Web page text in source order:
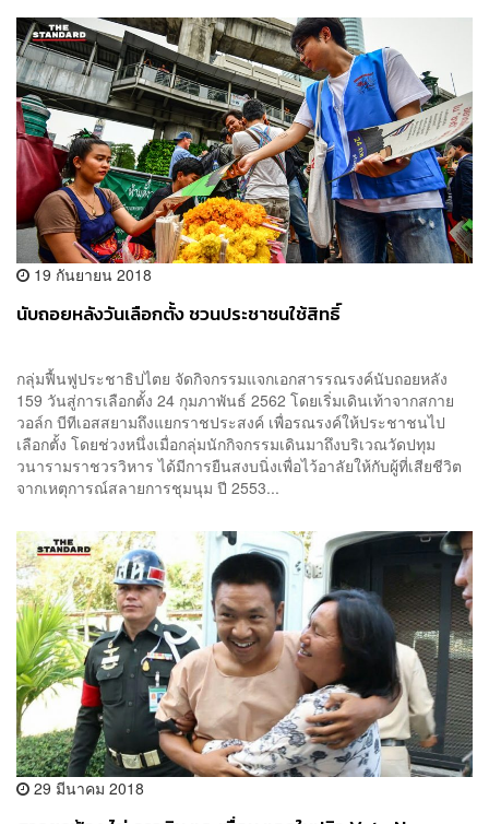
19 กันยายน 2018
นับถอยหลังวันเลือกตั้ง ชวนประชาชนใช้สิทธิ์
กลุ่มฟื้นฟูประชาธิปไตย จัดกิจกรรมแจกเอกสารรณรงค์นับถอยหลัง
159 วันสู่การเลือกตั้ง 24 กุมภาพันธ์ 2562 โดยเริ่มเดินเท้าจากสกาย
วอล์ก บีทีเอสสยามถึงแยกราชประสงค์ เพื่อรณรงค์ให้ประชาชนไป
เลือกตั้ง โดยช่วงหนึ่งเมื่อกลุ่มนักกิจกรรมเดินมาถึงบริเวณวัดปทุม
วนารามราชวรวิหาร ได้มีการยืนสงบนิ่งเพื่อไว้อาลัยให้กับผู้ที่เสียชีวิต
จากเหตุการณ์สลายการชุมนุม ปี 2553...
29 มีนาคม 2018